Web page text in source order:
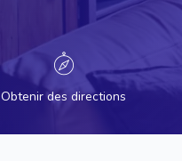
Obtenir des directions